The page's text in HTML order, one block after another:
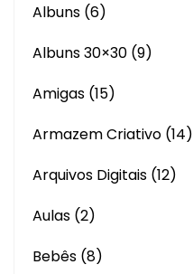
Albuns (6)
Albuns 30×30 (9)
Amigas (15)
Armazem Criativo (14)
Arquivos Digitais (12)
Aulas (2)
Bebês (8)